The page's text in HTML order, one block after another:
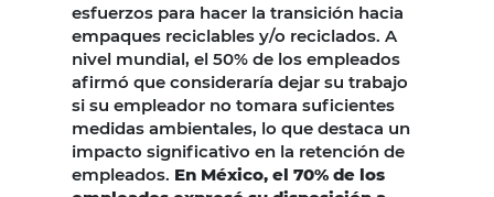
esfuerzos para hacer la transición hacia
empaques reciclables y/o reciclados. A
nivel mundial, el 50% de los empleados
afirmó que consideraría dejar su trabajo
si su empleador no tomara suficientes
medidas ambientales, lo que destaca un
impacto significativo en la retención de
empleados. En México, el 70% de los